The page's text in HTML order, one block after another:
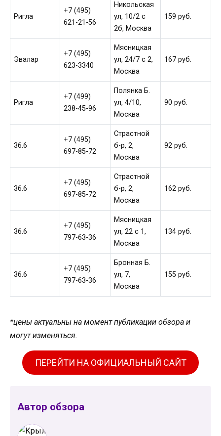
Ригла
+7 (495)
621-21-56
Никольская
ул, 10/2 с
2б, Москва
159 руб.
Эвалар
+7 (495)
623-3340
Мясницкая
ул, 24/7 с 2,
Москва
167 руб.
Ригла
+7 (499)
238-45-96
Полянка Б.
ул, 4/10,
Москва
90 руб.
36.6
+7 (495)
697-85-72
Страстной
б-р, 2,
Москва
92 руб.
36.6
+7 (495)
697-85-72
Страстной
б-р, 2,
Москва
162 руб.
36.6
+7 (495)
797-63-36
Мясницкая
ул, 22 с 1,
Москва
134 руб.
36.6
+7 (495)
797-63-36
Бронная Б.
ул, 7,
Москва
155 руб.
*цены актуальны на момент публикации обзора и
могут изменяться.
ПЕРЕЙТИ НА ОФИЦИАЛЬНЫЙ САЙТ
Автор обзора